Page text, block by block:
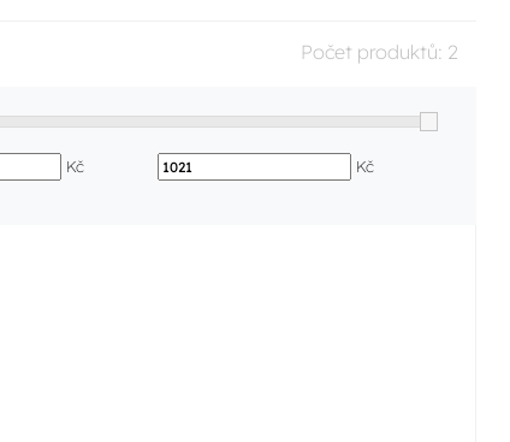
Počet produktů: 2
Kč Kč